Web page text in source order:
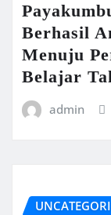
Berhasil
Menuju
Belajar
admin